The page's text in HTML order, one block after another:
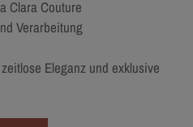
Clara Couture
Verarbeitung
Eleganz und exklusive